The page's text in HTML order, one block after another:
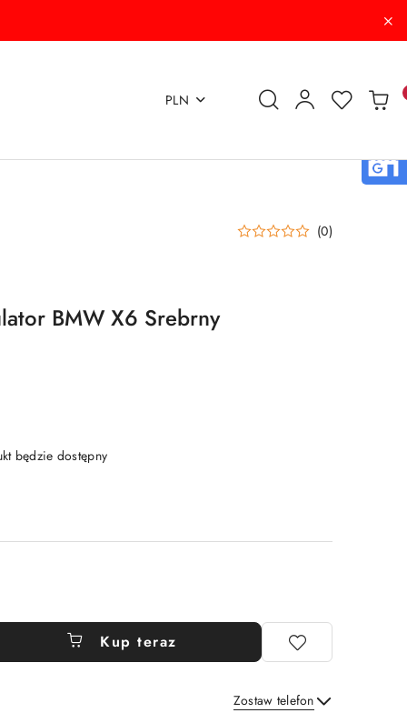
PLN
(0)
BMW X6 Srebrny
będzie dostępny
Kup teraz
Zostaw telefon